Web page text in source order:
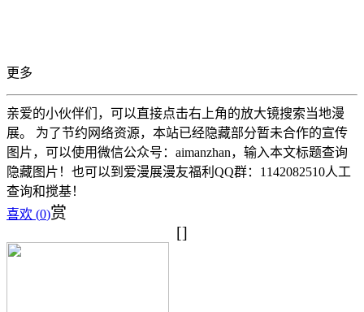
更多
亲爱的小伙伴们，可以直接点击右上角的放大镜搜索当地漫
展。 为了节约网络资源，本站已经隐藏部分暂未合作的宣传
图片，可以使用微信公众号：aimanzhan，输入本文标题查询
隐藏图片！也可以到爱漫展漫友福利QQ群：1142082510人工
查询和搅基！
喜欢 (0)赏
[]